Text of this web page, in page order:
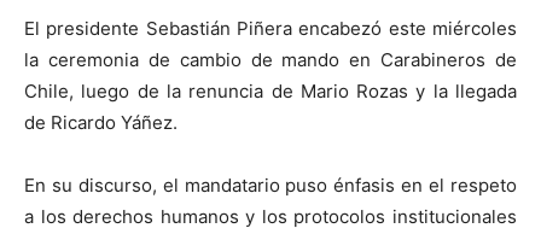
El presidente Sebastián Piñera encabezó este miércoles
la ceremonia de cambio de mando en Carabineros de
Chile, luego de la renuncia de Mario Rozas y la llegada
de Ricardo Yáñez.
En su discurso, el mandatario puso énfasis en el respeto
a los derechos humanos y los protocolos institucionales